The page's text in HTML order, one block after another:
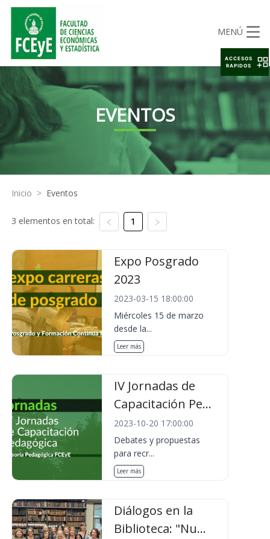
MENÚ
EVENTOS
Inicio > Eventos
3 elementos en total: 1
Expo Posgrado
2023
2023-03-15 18:00:00
Miércoles 15 de marzo
desde la...
Leer más
IV Jornadas de
Capacitación Pe...
2023-10-20 17:00:00
Debates y propuestas
para recr...
Leer más
Diálogos en la
Biblioteca: "Nu...
ACCESOS
RAPIDOS